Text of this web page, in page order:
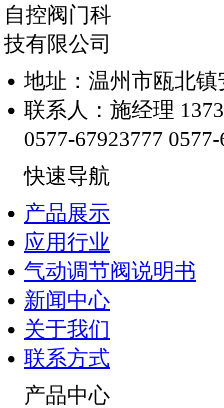
地址：温州市瓯北
联系人：施经理
0577-67923777
快速导航
产品展示
应用行业
气动调节阀说明书
新闻中心
关于我们
联系方式
产品中心